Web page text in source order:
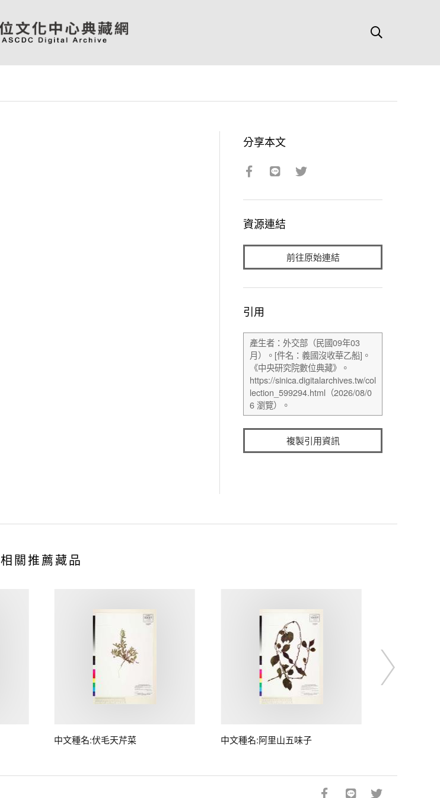
分享本文
資源連結
前往原始連結
引用
複製引用資訊
相關推薦藏品
中文種名:伏毛天芹菜 中文種名:阿里山五味子